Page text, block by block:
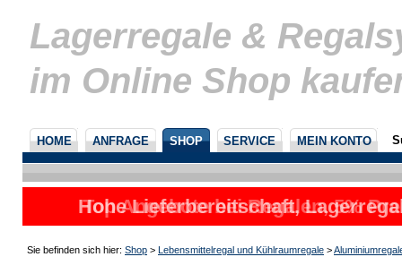
Lagerregale &
im Online Shop
HOME ANFRAGE SHOP SERVICE MEIN KONTO
Top Angebote bei Regalen, 5%
Hohe Lieferbereitschaft,
nicht
Sie befinden sich hier: Shop > Lebensmittelregal und Kühlraumregale >